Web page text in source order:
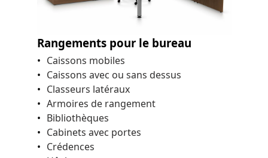
Rangements pour le bureau
Caissons mobiles
Caissons avec ou sans dessus
Classeurs latéraux
Armoires de rangement
Bibliothèques
Cabinets avec portes
Crédences